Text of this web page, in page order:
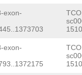
exon-
exon-